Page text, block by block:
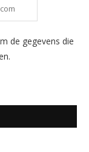
de gegevens die